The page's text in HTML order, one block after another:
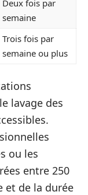
Deux fois par
semaine
Trois fois par
semaine ou plus
lavage des
ou les
entre 250
et de la durée